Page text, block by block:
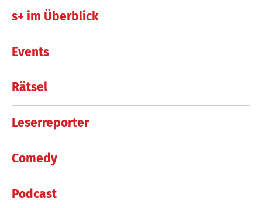
s+ im Überblick
Events
Rätsel
Leserreporter
Comedy
Podcast